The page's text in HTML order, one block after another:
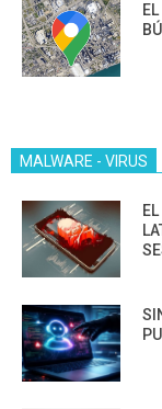
MALWARE - VIRUS